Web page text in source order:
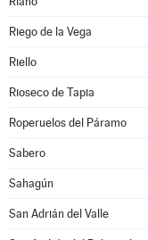
Riego de la Vega
Riello
Rioseco de Tapia
Roperuelos del Páramo
Sabero
Sahagún
San Adrián del Valle